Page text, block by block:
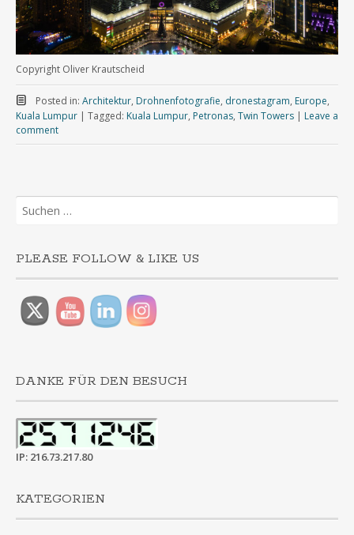
Copyright Oliver Krautscheid
Posted in: Architektur, Drohnenfotografie, dronestagram, Europe,
Kuala Lumpur | Tagged: Kuala Lumpur, Petronas, Twin Towers | Leave a
comment
Suchen
nach:
PLEASE FOLLOW & LIKE US
DANKE FÜR DEN BESUCH
IP: 216.73.217.80
KATEGORIEN